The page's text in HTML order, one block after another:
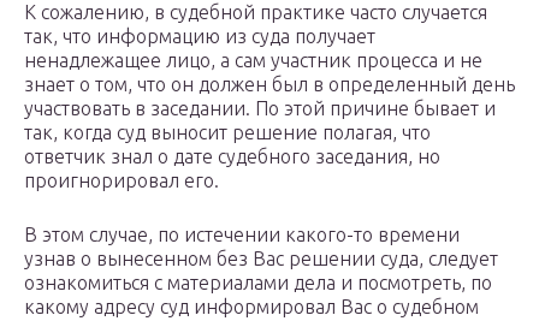
К сожалению, в судебной практике часто случается
так, что информацию из суда получает
ненадлежащее лицо, а сам участник процесса и не
знает о том, что он должен был в определенный день
участвовать в заседании. По этой причине бывает и
так, когда суд выносит решение полагая, что
ответчик знал о дате судебного заседания, но
проигнорировал его.
В этом случае, по истечении какого-то времени
узнав о вынесенном без Вас решении суда, следует
ознакомиться с материалами дела и посмотреть, по
какому адресу суд информировал Вас о судебном